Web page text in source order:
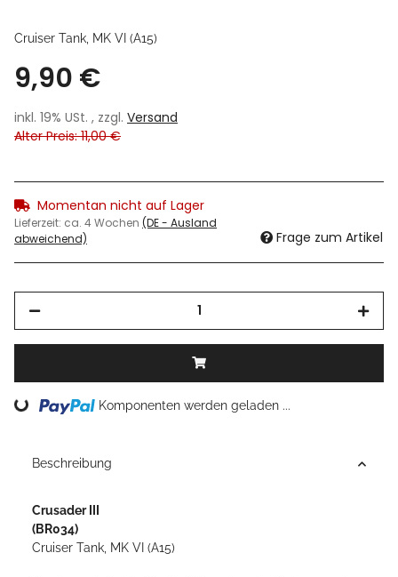
Cruiser Tank, MK VI (A15)
9,90 €
inkl. 19% USt. , zzgl. Versand
Alter Preis: 11,00 €
Momentan nicht auf Lager
Lieferzeit: ca. 4 Wochen (DE - Ausland
abweichend)
Frage zum Artikel
Loading... Komponenten werden geladen ...
Beschreibung
Crusader III
(BR034)
Cruiser Tank, MK VI (A15)